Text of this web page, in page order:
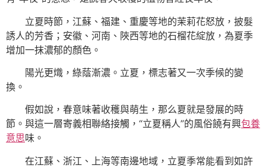
立夏時節，江蘇、福建、重慶等地的茉莉花怒放，披髮
誘人的芳香；安徽、河南、陜西等地的石榴花綻放，為夏季
增加一抹濃郁的顏色。
陽光更熾，綠蔭漸濃。立夏，標志著又一次季候的變
換。
假如說，春意味著收穫與萌生，那么夏就是發展的時
節。與這一層寄義相聯絡接觸，“立夏稱人”的風俗饒有興包養
意思味。
在江蘇、浙江、上海等南邊地域，立夏季常能看到如許